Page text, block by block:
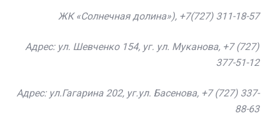
ЖК «Солнечная долина»), +7(727) 311-18-57
Адрес: ул. Шевченко 154, уг. ул. Муканова, +7 (727)
377-51-12
Адрес: ул.Гагарина 202, уг.ул. Басенова, +7 (727) 337-
88-63